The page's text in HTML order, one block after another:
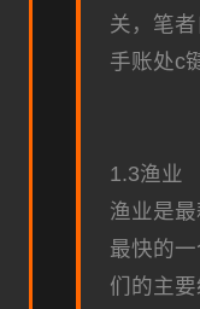
关，笔
手账处c
1.3渔业
渔业是
最快的
们的主要